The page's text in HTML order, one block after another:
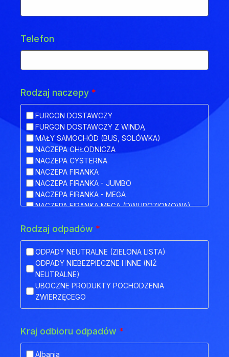
Telefon
Rodzaj naczepy *
FURGON DOSTAWCZY
FURGON DOSTAWCZY Z WINDĄ
MAŁY SAMOCHÓD (BUS, SOLÓWKA)
NACZEPA CHŁODNICZA
NACZEPA CYSTERNA
NACZEPA FIRANKA
NACZEPA FIRANKA - JUMBO
NACZEPA FIRANKA - MEGA
NACZEPA FIRANKA MEGA (DWUPOZIOMOWA)
NACZEPA HAKOWA Z PRZYCZEPĄ
NACZEPA IZOTERMA
NACZEPA KŁONICOWA
NACZEPA KONTENEROWA
NACZEPA MEGA (NISKOPODWOZIOWA)
NACZEPA NISKOPODWOZIOWA
NACZEPA NISKOPODWOZIOWA Z OBNIŻONYM
POKŁADEM
NACZEPA PLATFORMA
NACZEPA PLATFORMOWA BDF
NACZEPA PRZEZNACZONA DO TRANSPORTU
Rodzaj odpadów *
ODPADY NEUTRALNE (ZIELONA LISTA)
ODPADY NIEBEZPIECZNE I INNE (NIŻ
NEUTRALNE)
UBOCZNE PRODUKTY POCHODZENIA
ZWIERZĘCEGO
Kraj odbioru odpadów *
Albania